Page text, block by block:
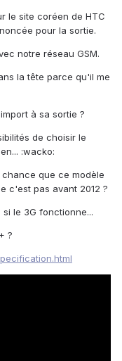
le site coréen de HTC
pour la sortie.
notre réseau GSM.
la tête parce qu'il me
à sa sortie ?
de choisir le
:wacko:
que ce modèle
c'est pas avant 2012 ?
le 3G fonctionne...
?